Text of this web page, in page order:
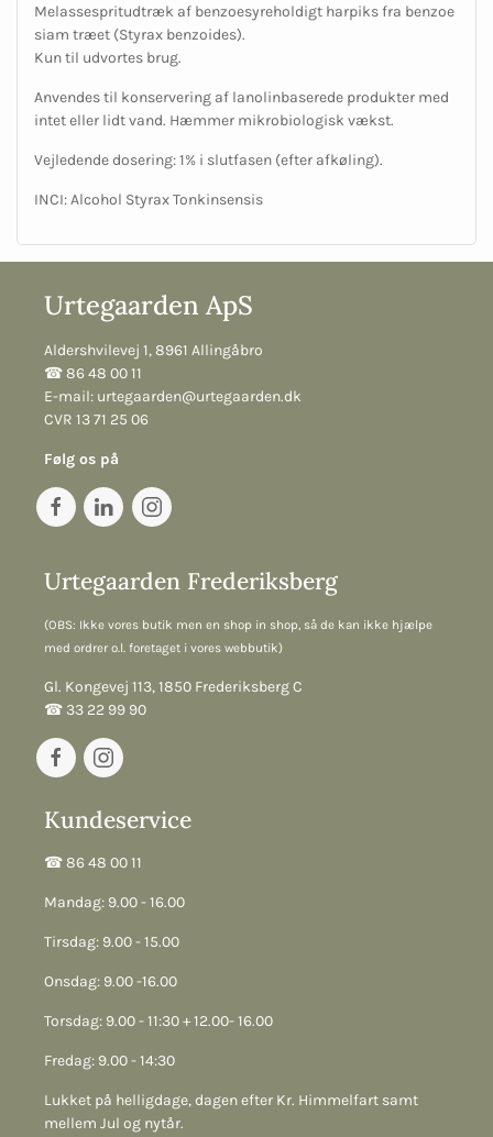
Melassespritudtræk af benzoesyreholdigt harpiks fra benzoe
siam træet (Styrax benzoides).
Kun til udvortes brug.
Anvendes til konservering af lanolinbaserede produkter med
intet eller lidt vand. Hæmmer mikrobiologisk vækst.
Vejledende dosering: 1% i slutfasen (efter afkøling).
INCI: Alcohol Styrax Tonkinsensis
Urtegaarden ApS
Aldershvilevej 1, 8961 Allingåbro
☎︎ 86 48 00 11
E-mail: urtegaarden@urtegaarden.dk
CVR 13 71 25 06
Følg os på
Urtegaarden Frederiksberg
(OBS: Ikke vores butik men en shop in shop, så de kan ikke hjælpe
med ordrer o.l. foretaget i vores webbutik)
Gl. Kongevej 113, 1850 Frederiksberg C
☎︎ 33 22 99 90
Kundeservice
☎︎ 86 48 00 11
Mandag: 9.00 - 16.00
Tirsdag: 9.00 - 15.00
Onsdag: 9.00 -16.00
Torsdag: 9.00 - 11:30 + 12.00- 16.00
Fredag: 9.00 - 14:30
Lukket på helligdage, dagen efter Kr. Himmelfart samt
mellem Jul og nytår.